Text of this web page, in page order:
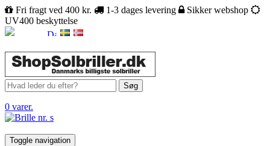
Fri fragt ved 400 kr. 1-3 dages levering
Sikker webshop
UV400 beskyttelse
Søg
0 varer.
Toggle navigation